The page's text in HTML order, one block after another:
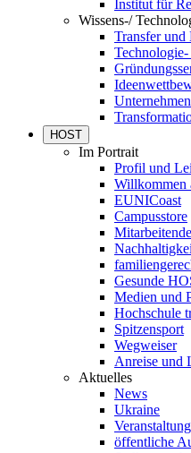
Institut für
Wissens-/
Transfer und
HOST
Im Portrait
Profil und
Willkommen
EUNICoast
Campusstore
Mitarbeitende
Gesunde
Medien und
Hochschule
Spitzensport
Wegweiser
Anreise und
Aktuelles
News
Ukraine
öffentliche